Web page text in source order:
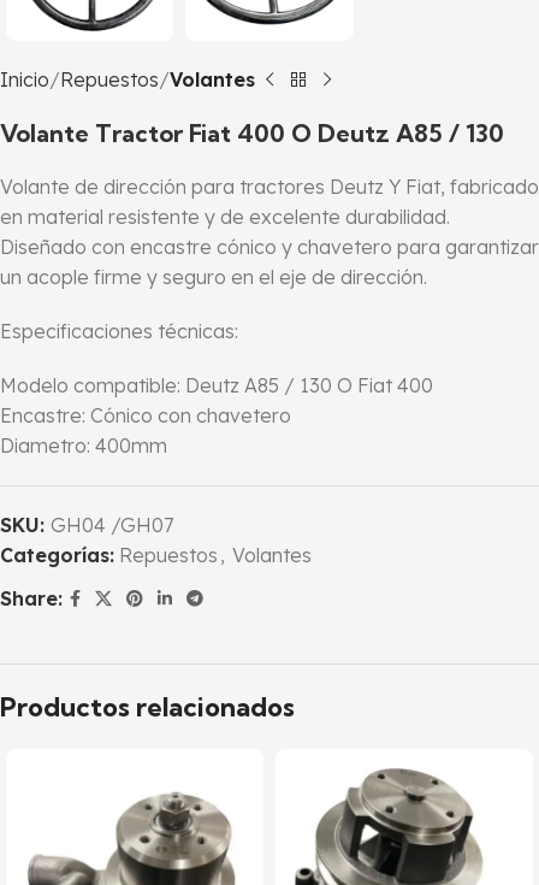
Inicio Repuestos Volantes
Volante Tractor Fiat 400 O Deutz A85 / 130
Volante de dirección para tractores Deutz Y Fiat, fabricado
en material resistente y de excelente durabilidad.
Diseñado con encastre cónico y chavetero para garantizar
un acople firme y seguro en el eje de dirección.
Especificaciones técnicas:
Modelo compatible: Deutz A85 / 130 O Fiat 400
Encastre: Cónico con chavetero
Diametro: 400mm
SKU: GH04 /GH07
Categorías: Repuestos , Volantes
Share:
Productos relacionados